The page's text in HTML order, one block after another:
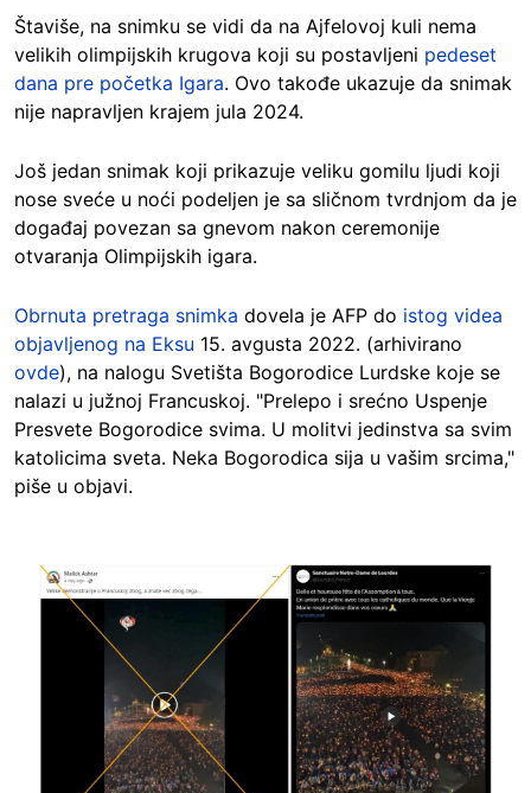
Štaviše, na snimku se vidi da na Ajfelovoj kuli nema
velikih olimpijskih krugova koji su postavljeni pedeset
dana pre početka Igara. Ovo takođe ukazuje da snimak
nije napravljen krajem jula 2024.
Još jedan snimak koji prikazuje veliku gomilu ljudi koji
nose sveće u noći podeljen je sa sličnom tvrdnjom da je
događaj povezan sa gnevom nakon ceremonije
otvaranja Olimpijskih igara.
Obrnuta pretraga snimka dovela je AFP do istog videa
objavljenog na Eksu 15. avgusta 2022. (arhivirano
ovde), na nalogu Svetišta Bogorodice Lurdske koje se
nalazi u južnoj Francuskoj. "Prelepo i srećno Uspenje
Presvete Bogorodice svima. U molitvi jedinstva sa svim
katolicima sveta. Neka Bogorodica sija u vašim srcima,"
piše u objavi.
Image